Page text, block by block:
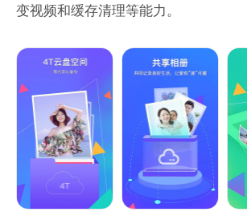
变视频和缓存清理等能力。
【功能特色】
1.安全云备份：4T相册云空间，照片
存百万张照片；由腾讯安防团队提供
层加密，五层防护，杜绝个人隐私泄
2.照片一键变视频：照片一秒变视频